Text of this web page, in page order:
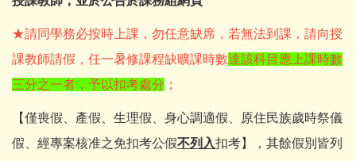
★請同學務必按時上課，勿任意缺席，若無法到課，請向授
課教師請假，任一暑修課程缺曠課時數達該科目應上課時數
三分之一者，予以扣考處分 ；
【僅喪假、產假、生理假、身心調適假、原住民族歲時祭儀
假、經專案核准之免扣考公假不列入扣考】，其餘假別皆列